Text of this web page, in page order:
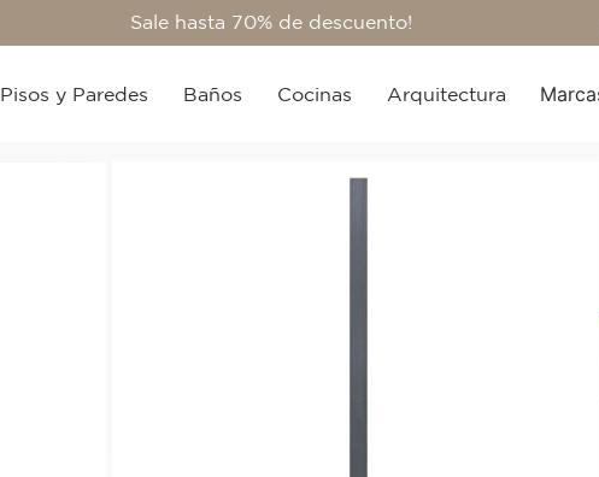
Sale hasta 70% de descuento!
Pisos y Paredes Baños Cocinas Arquitectura